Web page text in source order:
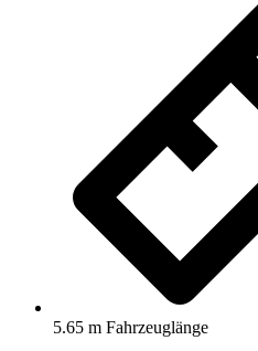
5.65 m Fahrzeuglänge